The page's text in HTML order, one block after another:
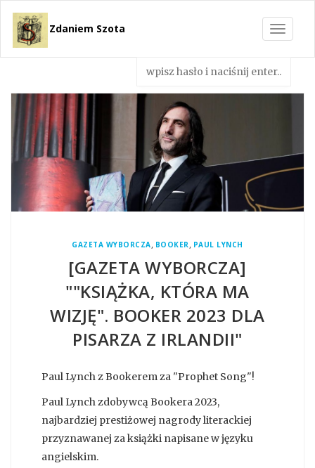
Toggle
Zdaniem Szota
GAZETA WYBORCZA, BOOKER, PAUL LYNCH
[GAZETA WYBORCZA]
""KSIĄŻKA, KTÓRA MA
WIZJĘ". BOOKER 2023 DLA
PISARZA Z IRLANDII"
Paul Lynch z Bookerem za "Prophet Song"!
Paul Lynch zdobywcą Bookera 2023,
najbardziej prestiżowej nagrody literackiej
przyznawanej za książki napisane w języku
angielskim.